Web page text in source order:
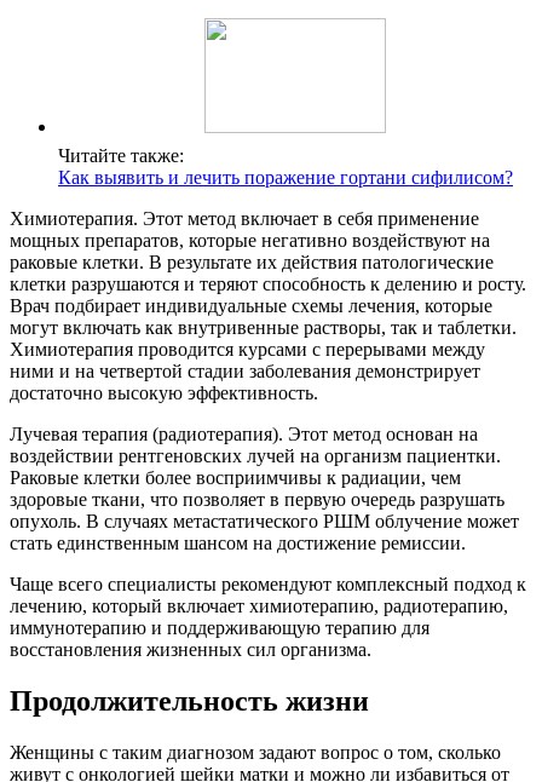
Читайте также:
Как выявить и лечить поражение гортани сифилисом?
Химиотерапия. Этот метод включает в себя применение
мощных препаратов, которые негативно воздействуют на
раковые клетки. В результате их действия патологические
клетки разрушаются и теряют способность к делению и росту.
Врач подбирает индивидуальные схемы лечения, которые
могут включать как внутривенные растворы, так и таблетки.
Химиотерапия проводится курсами с перерывами между
ними и на четвертой стадии заболевания демонстрирует
достаточно высокую эффективность.
Лучевая терапия (радиотерапия). Этот метод основан на
воздействии рентгеновских лучей на организм пациентки.
Раковые клетки более восприимчивы к радиации, чем
здоровые ткани, что позволяет в первую очередь разрушать
опухоль. В случаях метастатического РШМ облучение может
стать единственным шансом на достижение ремиссии.
Чаще всего специалисты рекомендуют комплексный подход к
лечению, который включает химиотерапию, радиотерапию,
иммунотерапию и поддерживающую терапию для
восстановления жизненных сил организма.
Продолжительность жизни
Женщины с таким диагнозом задают вопрос о том, сколько
живут с онкологией шейки матки и можно ли избавиться от